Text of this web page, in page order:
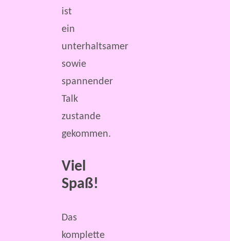
ist
ein
unterhaltsamer
sowie
spannender
Talk
zustande
gekommen.
Viel
Spaß!
Das
komplette